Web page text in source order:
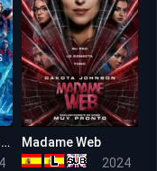
Cazafantasmas: Imperio helado
Madame Web
2024